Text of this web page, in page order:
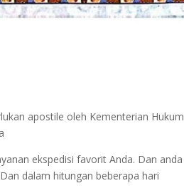
apostile oleh Kementerian Hukum
ekspedisi favorit Anda. Dan anda
dalam hitungan beberapa hari